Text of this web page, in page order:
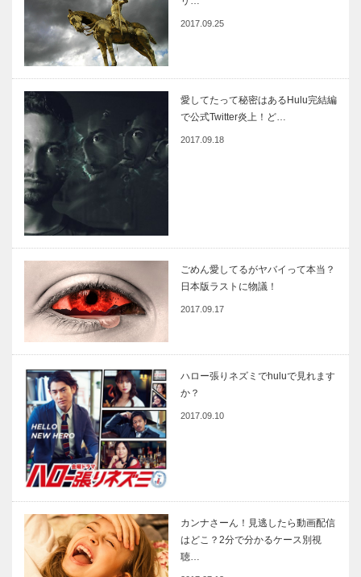
2017.09.25
愛してたって秘密はあるHulu完結編
で公式Twitter炎上！ど…
2017.09.18
ごめん愛してるがヤバイって本当？
日本版ラストに物議！
2017.09.17
ハロー張りネズミでhuluで見れます
か？
2017.09.10
カンナさーん！見逃したら動画配信
はどこ？2分で分かるケース別視
聴…